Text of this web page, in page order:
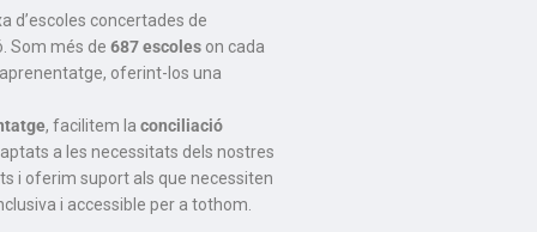
d’escoles concertades de
Som més de 687 escoles on cada
oferint-los una
, facilitem la conciliació
a les necessitats dels nostres
i oferim suport als que necessiten
i accessible per a tothom.